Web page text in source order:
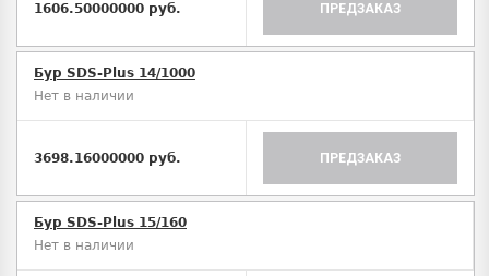
1606.50000000 руб. ПРЕДЗАКАЗ
Бур SDS-Plus 14/1000
Нет в наличии
3698.16000000 руб. ПРЕДЗАКАЗ
Бур SDS-Plus 15/160
Нет в наличии